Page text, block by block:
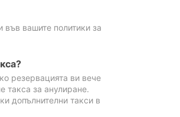
във вашите политики за
резервацията ви вече
такса за анулиране.
допълнителни такси в